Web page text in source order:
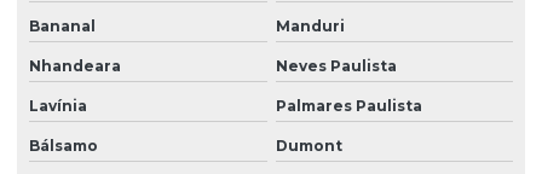
Bananal Manduri
Nhandeara Neves Paulista
Lavínia Palmares Paulista
Bálsamo Dumont